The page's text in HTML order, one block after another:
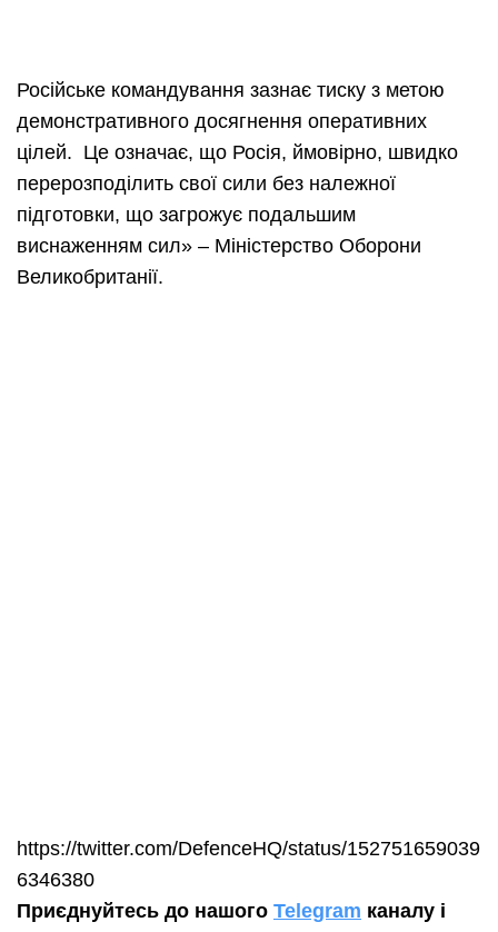
Російське командування зазнає тиску з метою
демонстративного досягнення оперативних
цілей. Це означає, що Росія, ймовірно, швидко
перерозподілить свої сили без належної
підготовки, що загрожує подальшим
виснаженням сил» – Міністерство Оборони
Великобританії.
https://twitter.com/DefenceHQ/status/152751659039
6346380
Приєднуйтесь до нашого Telegram каналу і